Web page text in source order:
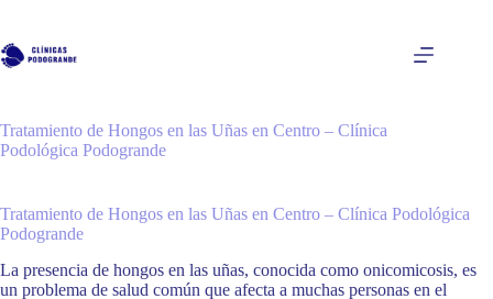
contenido
Tratamiento de Hongos en las Uñas en Centro – Clínica
Podológica Podogrande
Tratamiento de Hongos en las Uñas en Centro – Clínica Podológica
Podogrande
La presencia de hongos en las uñas, conocida como onicomicosis, es
un problema de salud común que afecta a muchas personas en el